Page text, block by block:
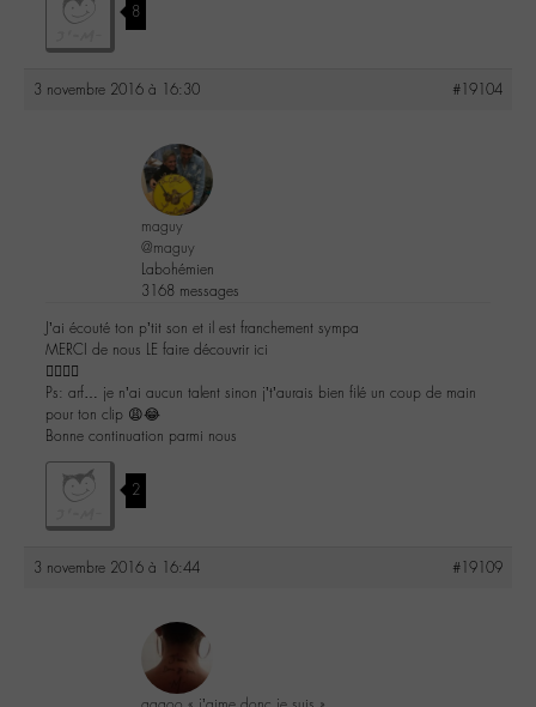
8
3 novembre 2016 à 16:30 #19104
maguy
@maguy
Labohémien
3168 messages
J’ai écouté ton p’tit son et il est franchement sympa
MERCI de nous LE faire découvrir ici
👌🏼✌🏼️
Ps: arf… je n’ai aucun talent sinon j’t’aurais bien filé un coup de main
pour ton clip 😩😂
Bonne continuation parmi nous
2
3 novembre 2016 à 16:44 #19109